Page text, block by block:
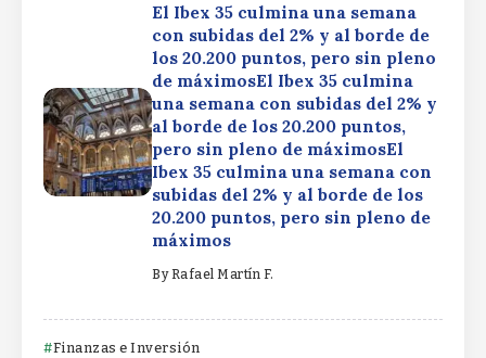
El Ibex 35 culmina una semana
con subidas del 2% y al borde de
los 20.200 puntos, pero sin pleno
de máximosEl Ibex 35 culmina
una semana con subidas del 2% y
al borde de los 20.200 puntos,
pero sin pleno de máximosEl
Ibex 35 culmina una semana con
subidas del 2% y al borde de los
20.200 puntos, pero sin pleno de
máximos
By Rafael Martín F.
Finanzas e Inversión